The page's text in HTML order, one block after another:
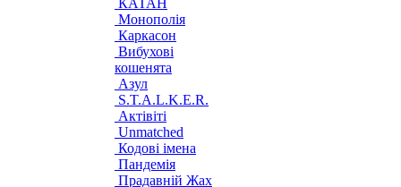
КАТАН
Монополія
Каркасон
Вибухові
кошенята
Азул
S.T.A.L.K.E.R.
Актівіті
Unmatched
Кодові імена
Пандемія
Прадавній Жах